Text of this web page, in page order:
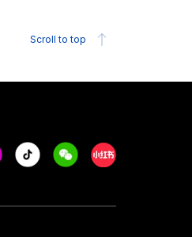
Scroll to top
Tiktok WeechatXiaohongshu/